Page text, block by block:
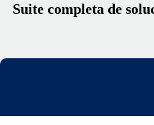
Suite completa de